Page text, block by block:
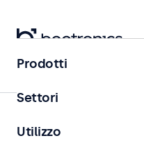
Home
Prodotti
Settori
Utilizzo